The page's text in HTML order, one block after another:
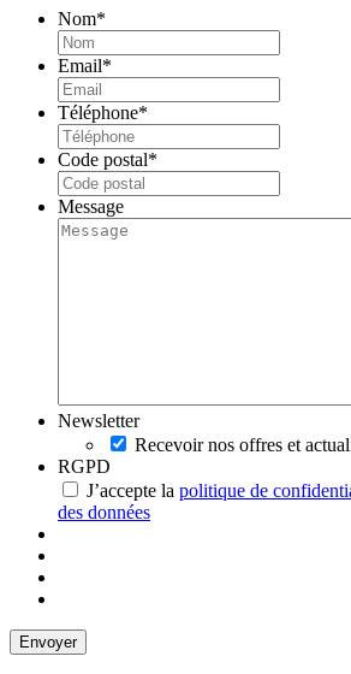
Nom*
Email*
Téléphone*
Code postal*
Message
Newsletter
Recevoir nos offres et
RGPD
J’accepte la politique de
des données